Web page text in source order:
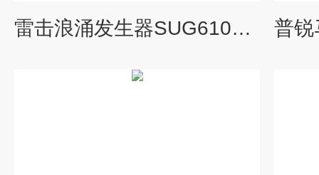
雷击浪涌发生器SUG61005TAX+SUG-CDN-108